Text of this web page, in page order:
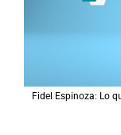
Fidel Espinoza: Lo